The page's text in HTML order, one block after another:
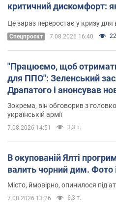
критичний дискомфорт:
Це зараз переростає у кризу для
Cпецпроєкт 7.08.2026 16:40
"Працюємо, щоб
для ППО": Зеленський
Драпатого і анонсував
Зокрема, він обговорив з
українській армії
7.08.2026 14:51 3,3 т.
В окупованій Ялті
валить чорний дим. Фото
Місто, ймовірно, опинилося під
7.08.2026 13:26 6,3 т.